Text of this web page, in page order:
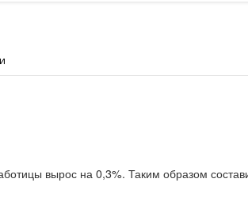
вырос на 0,3%. Таким образом